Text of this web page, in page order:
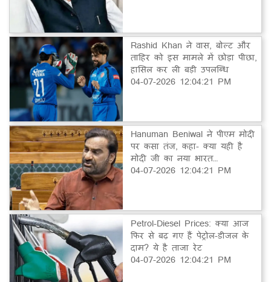
Rashid Khan ने वास, बोल्ट और
ताहिर को इस मामले में छोड़ा पीछा,
हासिल कर ली बड़ी उपलब्धि
04-07-2026 12:04:21 PM
Hanuman Beniwal ने पीएम मोदी
पर कसा तंज, कहा- क्या यही है
मोदी जी का नया भारत…
04-07-2026 12:04:21 PM
Petrol-Diesel Prices: क्या आज
फिर से बढ़ गए हैं पेट्रोल-डीजल के
दाम? ये है ताजा रेट
04-07-2026 12:04:21 PM